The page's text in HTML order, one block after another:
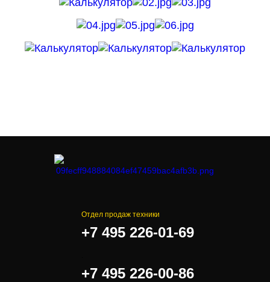
Отдел продаж техники
+7 495 226-01-69
+7 495 226-00-86